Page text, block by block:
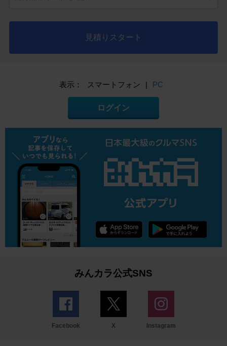
見積りスタート
表示： スマートフォン | PC
ログイン
みんカラ公式SNS
Facebook X Instagram